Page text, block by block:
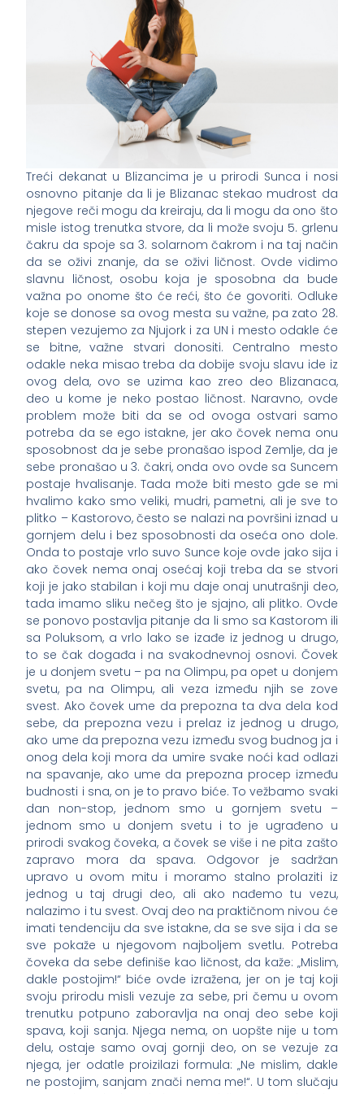
Treći dekanat u Blizancima je u prirodi Sunca i nosi
osnovno pitanje da li je Blizanac stekao mudrost da
njegove reči mogu da kreiraju, da li mogu da ono što
misle istog trenutka stvore, da li može svoju 5. grlenu
čakru da spoje sa 3. solarnom čakrom i na taj način
da se oživi znanje, da se oživi ličnost. Ovde vidimo
slavnu ličnost, osobu koja je sposobna da bude
važna po onome što će reći, što će govoriti. Odluke
koje se donose sa ovog mesta su važne, pa zato 28.
stepen vezujemo za Njujork i za UN i mesto odakle će
se bitne, važne stvari donositi. Centralno mesto
odakle neka misao treba da dobije svoju slavu ide iz
ovog dela, ovo se uzima kao zreo deo Blizanaca,
deo u kome je neko postao ličnost. Naravno, ovde
problem može biti da se od ovoga ostvari samo
potreba da se ego istakne, jer ako čovek nema onu
sposobnost da je sebe pronašao ispod Zemlje, da je
sebe pronašao u 3. čakri, onda ovo ovde sa Suncem
postaje hvalisanje. Tada može biti mesto gde se mi
hvalimo kako smo veliki, mudri, pametni, ali je sve to
plitko – Kastorovo, često se nalazi na površini iznad u
gornjem delu i bez sposobnosti da oseća ono dole.
Onda to postaje vrlo suvo Sunce koje ovde jako sija i
ako čovek nema onaj osećaj koji treba da se stvori
koji je jako stabilan i koji mu daje onaj unutrašnji deo,
tada imamo sliku nečeg što je sjajno, ali plitko. Ovde
se ponovo postavlja pitanje da li smo sa Kastorom ili
sa Poluksom, a vrlo lako se izađe iz jednog u drugo,
to se čak događa i na svakodnevnoj osnovi. Čovek
je u donjem svetu – pa na Olimpu, pa opet u donjem
svetu, pa na Olimpu, ali veza između njih se zove
svest. Ako čovek ume da prepozna ta dva dela kod
sebe, da prepozna vezu i prelaz iz jednog u drugo,
ako ume da prepozna vezu između svog budnog ja i
onog dela koji mora da umire svake noći kad odlazi
na spavanje, ako ume da prepozna procep između
budnosti i sna, on je to pravo biće. To vežbamo svaki
dan non-stop, jednom smo u gornjem svetu –
jednom smo u donjem svetu i to je ugrađeno u
prirodi svakog čoveka, a čovek se više i ne pita zašto
zapravo mora da spava. Odgovor je sadržan
upravo u ovom mitu i moramo stalno prolaziti iz
jednog u taj drugi deo, ali ako nađemo tu vezu,
nalazimo i tu svest. Ovaj deo na praktičnom nivou će
imati tendenciju da sve istakne, da se sve sija i da se
sve pokaže u njegovom najboljem svetlu. Potreba
čoveka da sebe definiše kao ličnost, da kaže: „Mislim,
dakle postojim!“ biće ovde izražena, jer on je taj koji
svoju prirodu misli vezuje za sebe, pri čemu u ovom
trenutku potpuno zaboravlja na onaj deo sebe koji
spava, koji sanja. Njega nema, on uopšte nije u tom
delu, ostaje samo ovaj gornji deo, on se vezuje za
njega, jer odatle proizilazi formula: „Ne mislim, dakle
ne postojim, sanjam znači nema me!“. U tom slučaju